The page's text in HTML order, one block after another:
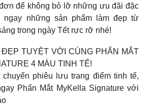
để không bỏ lỡ những ưu đãi đặc
những sản phẩm làm đẹp từ
trong ngày Tết rực rỡ nhé!
TUYỆT VỜI CÙNG PHẤN MẮT
4 MÀU TINH TẾ!
phiêu lưu trang điểm tinh tế,
Phấn Mắt MyKella Signature với